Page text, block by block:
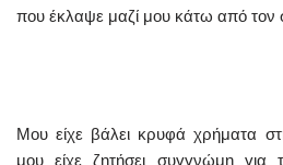
που έκλαψε μαζί μου κάτω από τον
Μου είχε βάλει κρυφά χρήματα
μου είχε ζητήσει συγγνώμη για